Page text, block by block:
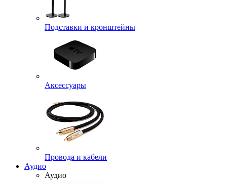
Подставки и кронштейны
Аксессуары
Провода и кабели
Аудио
Аудио